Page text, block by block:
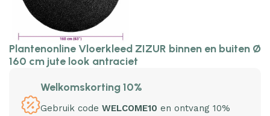
Plantenonline Vloerkleed ZIZUR binnen en buiten Ø
160 cm jute look antraciet
Welkomskorting 10%
Gebruik code WELCOME10 en ontvang 10%